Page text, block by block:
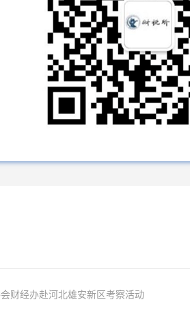
财经办赴河北雄安新区考察活动